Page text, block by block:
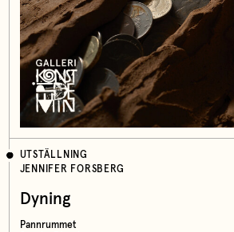
UTSTÄLLNING
JENNIFER FORSBERG
Dyning
Pannrummet